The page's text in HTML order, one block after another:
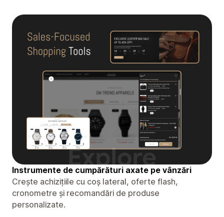
Instrumente de cumpărături axate pe vânzări
Crește achizițiile cu coș lateral, oferte flash,
cronometre și recomandări de produse
personalizate.